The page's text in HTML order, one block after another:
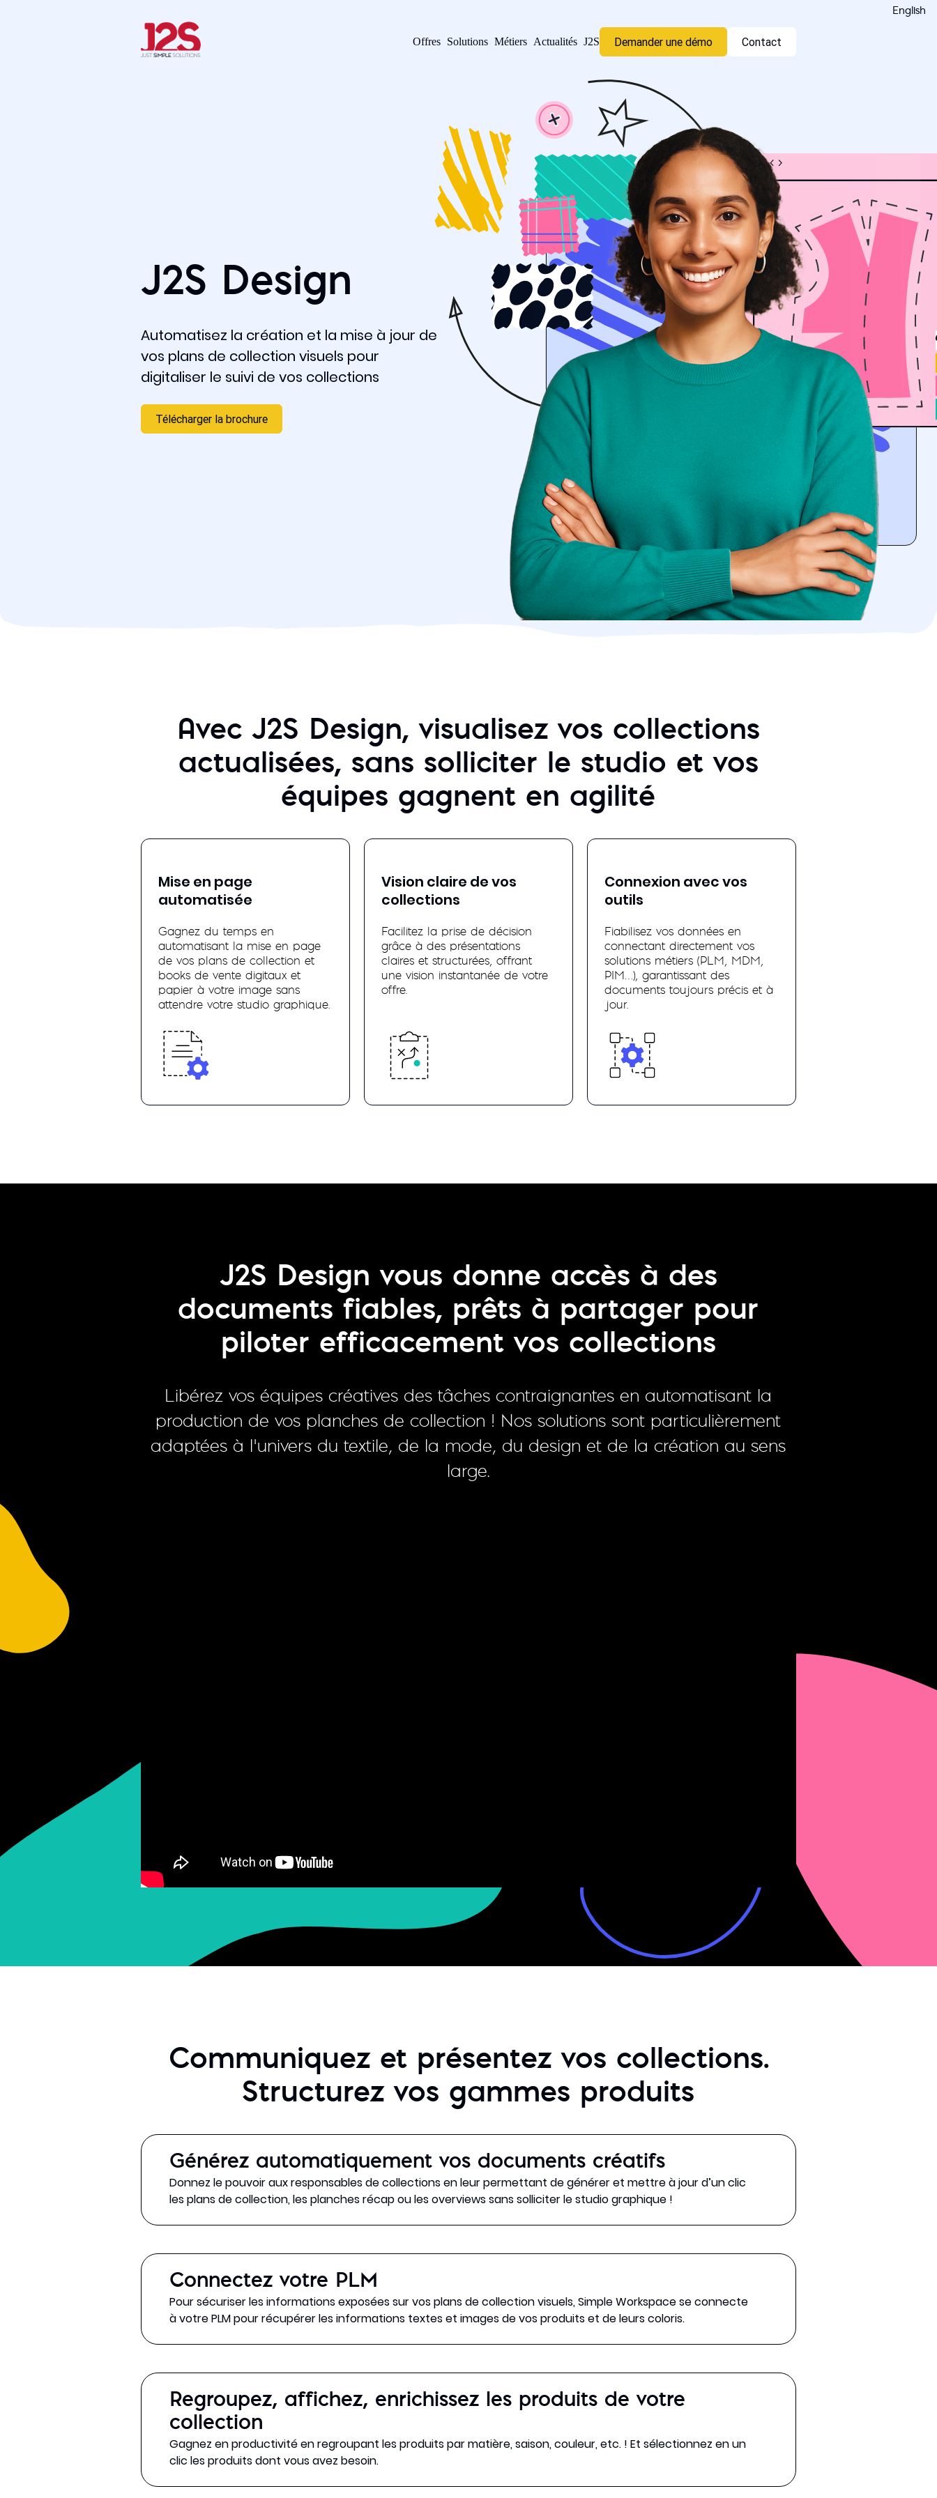
English
Offres Solutions Métiers Actualités J2S Demander une démo Contact
J2S Design
Automatisez la création et la mise à jour de
vos plans de collection visuels pour
digitaliser le suivi de vos collections
Télécharger la brochure
Avec J2S Design, visualisez vos collections
actualisées, sans solliciter le studio et vos
équipes gagnent en agilité
Mise en page
automatisée
Gagnez du temps en
automatisant la mise en page
de vos plans de collection et
books de vente digitaux et
papier à votre image sans
attendre votre studio graphique.
Vision claire de vos
collections
Facilitez la prise de décision
grâce à des présentations
claires et structurées, offrant
une vision instantanée de votre
offre.
Connexion avec vos
outils
Fiabilisez vos données en
connectant directement vos
solutions métiers (PLM, MDM,
PIM…), garantissant des
documents toujours précis et à
jour.
J2S Design vous donne accès à des
documents fiables, prêts à partager pour
piloter efficacement vos collections
Libérez vos équipes créatives des tâches contraignantes en automatisant la
production de vos planches de collection ! Nos solutions sont particulièrement
adaptées à l’univers du textile, de la mode, du design et de la création au sens
large.
Communiquez et présentez vos collections.
Structurez vos gammes produits
Générez automatiquement vos documents créatifs
Donnez le pouvoir aux responsables de collections en leur permettant de générer et mettre à jour d’un clic
les plans de collection, les planches récap ou les overviews sans solliciter le studio graphique !
Connectez votre PLM
Pour sécuriser les informations exposées sur vos plans de collection visuels, Simple Workspace se connecte
à votre PLM pour récupérer les informations textes et images de vos produits et de leurs coloris.
Regroupez, affichez, enrichissez les produits de votre
collection
Gagnez en productivité en regroupant les produits par matière, saison, couleur, etc. ! Et sélectionnez en un
clic les produits dont vous avez besoin.